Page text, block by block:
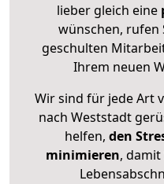
lieber gleich eine
wünschen, rufen
geschulten
Ihrem neuen
Wir sind für jede Art
nach Weststadt
helfen, den
minimieren,